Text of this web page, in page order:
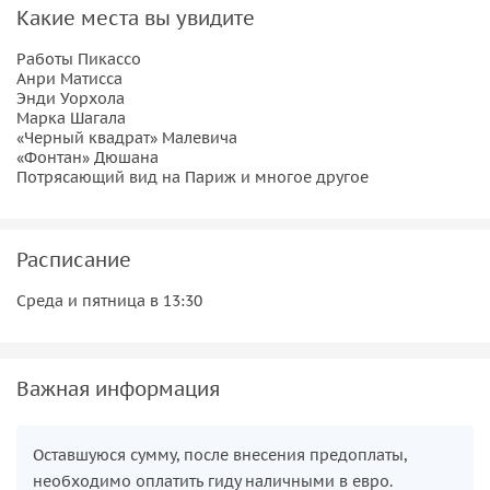
Марка Шагала, Сальвадора Дали и многих других
знаменитых художников.
Важно знать:
Входные билеты в центр Помпиду приобретаются
Пожалуйста, прежде, чем оплатить заказ, уточняйте в
Какие места вы увидите
Работы Пикассо
Анри Матисса
Энди Уорхола
Марка Шагала
«Черный квадрат» Малевича
«Фонтан» Дюшана
Потрясающий вид на Париж и многое другое
Расписание
Среда и пятница в 13:30
Важная информация
Оставшуюся сумму, после внесения предоплаты,
необходимо оплатить гиду наличными в евро.